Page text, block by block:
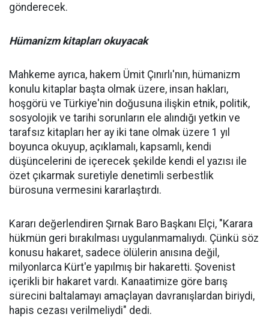
gönderecek.
Hümanizm kitapları okuyacak
Mahkeme ayrıca, hakem Ümit Çınırlı'nın, hümanizm
konulu kitaplar başta olmak üzere, insan hakları,
hoşgörü ve Türkiye'nin doğusuna ilişkin etnik, politik,
sosyolojik ve tarihi sorunların ele alındığı yetkin ve
tarafsız kitapları her ay iki tane olmak üzere 1 yıl
boyunca okuyup, açıklamalı, kapsamlı, kendi
düşüncelerini de içerecek şekilde kendi el yazısı ile
özet çıkarmak suretiyle denetimli serbestlik
bürosuna vermesini kararlaştırdı.
Kararı değerlendiren Şırnak Baro Başkanı Elçi, "Karara
hükmün geri bırakılması uygulanmamalıydı. Çünkü söz
konusu hakaret, sadece ölülerin anısına değil,
milyonlarca Kürt'e yapılmış bir hakaretti. Şovenist
içerikli bir hakaret vardı. Kanaatimize göre barış
sürecini baltalamayı amaçlayan davranışlardan biriydi,
hapis cezası verilmeliydi" dedi.